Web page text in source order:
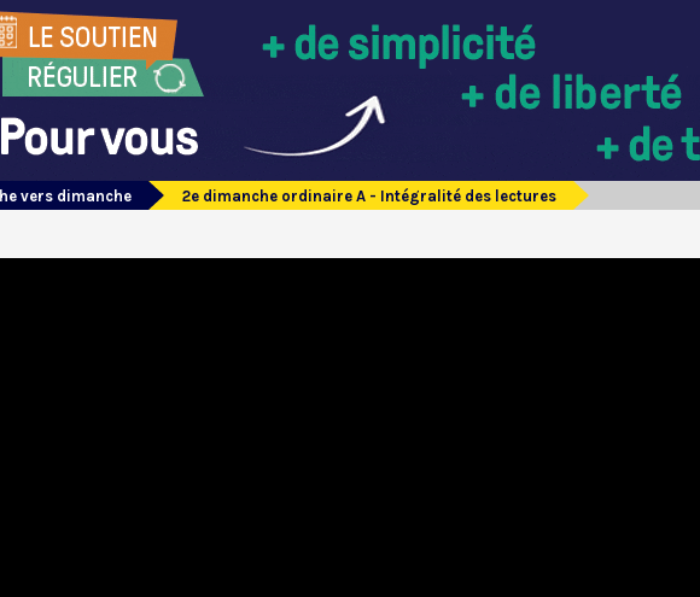
vers dimanche 2e dimanche ordinaire A - Intégralité des lectures